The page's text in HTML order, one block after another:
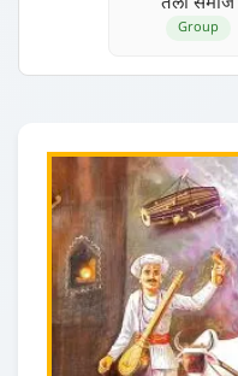
Group